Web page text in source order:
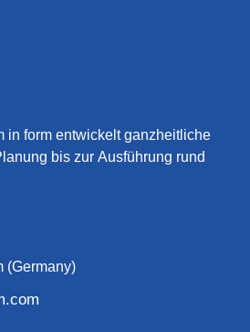
in form entwickelt ganzheitliche
bis zur Ausführung rund
(Germany)